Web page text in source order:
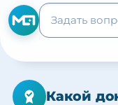
Какой